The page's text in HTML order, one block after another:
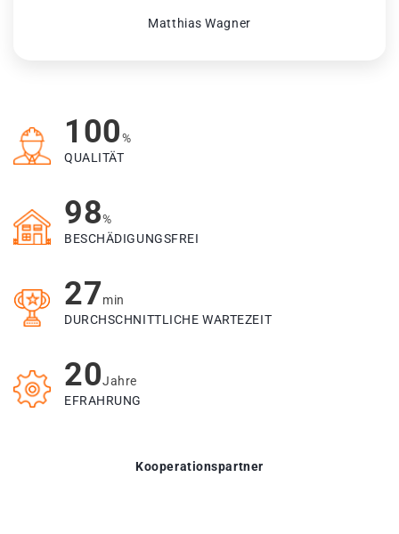
Matthias Wagner
100%
QUALITÄT
98%
BESCHÄDIGUNGSFREI
27min
DURCHSCHNITTLICHE WARTEZEIT
20Jahre
EFRAHRUNG
Kooperationspartner